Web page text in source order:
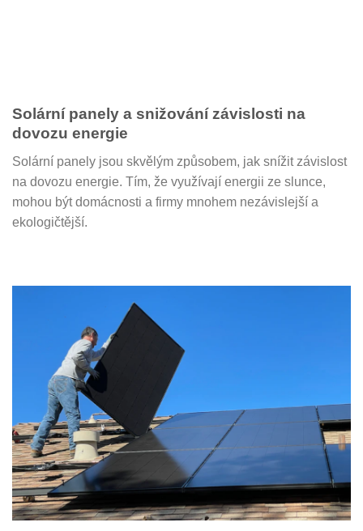
Solární panely a snižování závislosti na
dovozu energie
Solární panely jsou skvělým způsobem, jak snížit závislost
na dovozu energie. Tím, že využívají energii ze slunce,
mohou být domácnosti a firmy mnohem nezávislejší a
ekologičtější.